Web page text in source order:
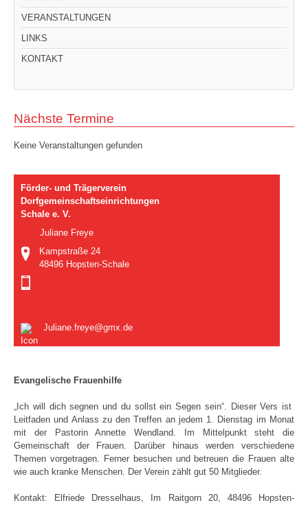
VERANSTALTUNGEN
LINKS
KONTAKT
Nächste Termine
Keine Veranstaltungen gefunden
Förder- und Trägerverein
Dorfgemeinschaftseinrichtungen
Schale e. V.
Juliane Freye
Kampstraße 24
48496 Hopsten-Schale
Juliane.freye@gmx.de
Evangelische Frauenhilfe
„Ich will dich segnen und du sollst ein Segen sein“. Dieser Vers ist
Leitfaden und Anlass zu den Treffen an jedem 1. Dienstag im Monat
mit der Pastorin Annette Wendland. Im Mittelpunkt steht die
Gemeinschaft der Frauen. Darüber hinaus werden verschiedene
Themen vorgetragen. Ferner besuchen und betreuen die Frauen alte
wie auch kranke Menschen. Der Verein zählt gut 50 Mitglieder.
Kontakt: Elfriede Dresselhaus, Im Raitgorn 20, 48496 Hopsten-